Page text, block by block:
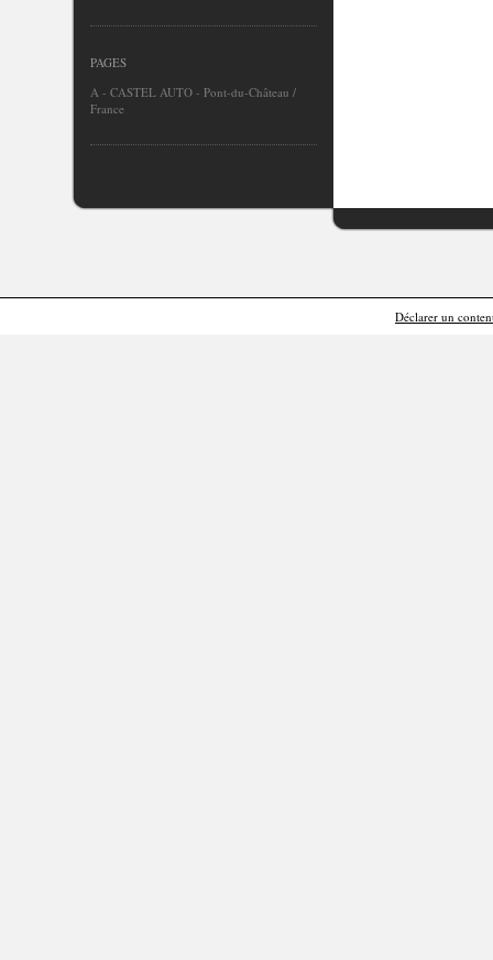
PAGES
A - CASTEL AUTO - Pont-du-Château /
France
Déclarer un